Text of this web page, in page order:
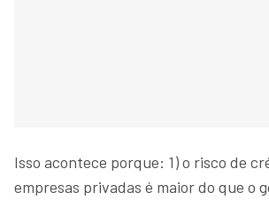
Isso acontece porque: 1) o risco de
empresas privadas é maior do que o